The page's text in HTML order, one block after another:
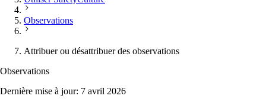
Observations
Attribuer ou désattribuer des observations
Observations
Dernière mise à jour: 7 avril 2026